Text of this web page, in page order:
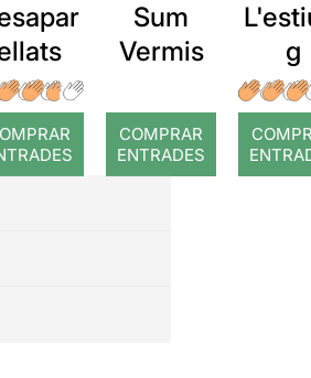
Sum
Vermis
COMPRAR
ENTRADES
g